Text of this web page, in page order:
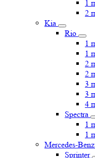
1
2
Kia
Rio
1
1
2
2
3
3
4
Spectra
1
1
Mercedes-Benz
Sprinter